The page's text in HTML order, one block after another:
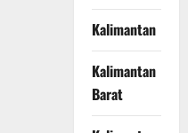
Kalimantan
Kalimantan
Barat